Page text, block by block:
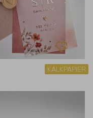
KALKPAPIER